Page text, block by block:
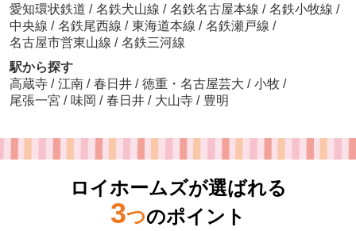
愛知環状鉄道 / 名鉄犬山線 / 名鉄名古屋本線 / 名鉄小牧線 /
中央線 / 名鉄尾西線 / 東海道本線 / 名鉄瀬戸線 /
名古屋市営東山線 / 名鉄三河線
駅から探す
高蔵寺 / 江南 / 春日井 / 徳重・名古屋芸大 / 小牧 /
尾張一宮 / 味岡 / 春日井 / 大山寺 / 豊明
ロイホームズが選ばれる
3つのポイント